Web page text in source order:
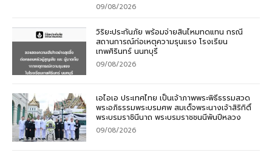
09/08/2026
วิริยะประกันภัย พร้อมจ่ายสินไหมทดแทน กรณี
สถานการณ์ก่อเหตุความรุนแรง โรงเรียน
เทพศิรินทร์ นนทบุรี
09/08/2026
เอไอเอ ประเทศไทย เป็นเจ้าภาพพระพิธีธรรมสวด
พระอภิธรรมพระบรมศพ สมเด็จพระนางเจ้าสิริกิติ์
พระบรมราชินีนาถ พระบรมราชชนนีพันปีหลวง
09/08/2026